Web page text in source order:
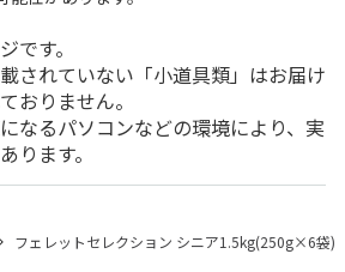
です。
されていない「小道具類」はお届け
おりません。
なるパソコンなどの環境により、実
ります。
フェレットセレクション シニア1.5kg(250g×6袋)